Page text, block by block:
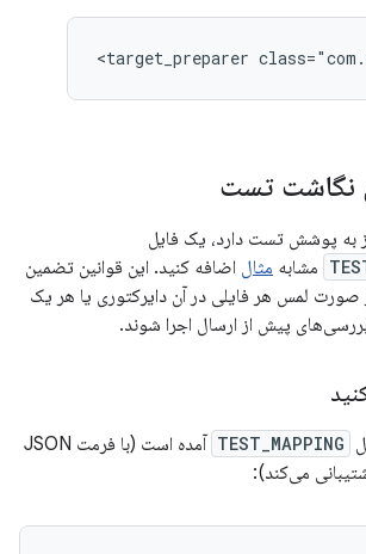
نگاشت تست
به پوشش تست دارد، یک فایل
مثال اضافه کنید. این قوانین تضمین
لمس هر فایلی در آن دایرکتوری یا هر یک
بررسی‌های پیش از ارسال اجرا شوند.
TEST_MAPPING
آمده است (با فرمت JSON
می‌کند):